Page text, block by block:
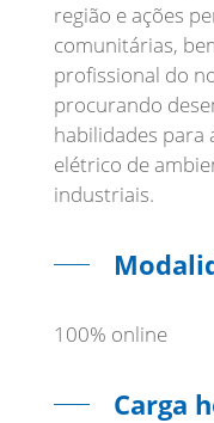
região e ações
comunitárias,
profissional do
procurando
habilidades para
elétrico de
industriais.
100% online
Carga